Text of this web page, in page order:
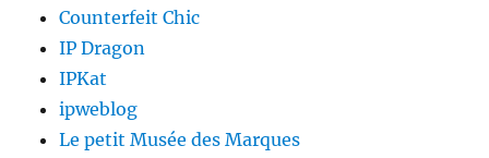
Counterfeit Chic
IP Dragon
IPKat
ipweblog
Le petit Musée des Marques